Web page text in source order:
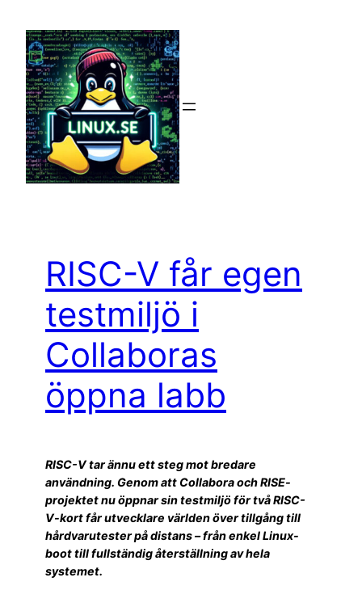
innehåll
RISC-V får egen
testmiljö i
Collaboras
öppna labb
RISC-V tar ännu ett steg mot bredare
användning. Genom att Collabora och RISE-
projektet nu öppnar sin testmiljö för två RISC-
V-kort får utvecklare världen över tillgång till
hårdvarutester på distans – från enkel Linux-
boot till fullständig återställning av hela
systemet.